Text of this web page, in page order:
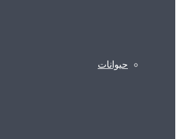
حیوانات